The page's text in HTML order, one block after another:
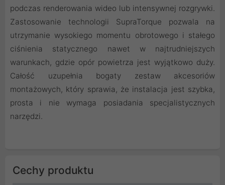
podczas renderowania wideo lub intensywnej rozgrywki.
Zastosowanie technologii SupraTorque pozwala na
utrzymanie wysokiego momentu obrotowego i stałego
ciśnienia statycznego nawet w najtrudniejszych
warunkach, gdzie opór powietrza jest wyjątkowo duży.
Całość uzupełnia bogaty zestaw akcesoriów
montażowych, który sprawia, że instalacja jest szybka,
prosta i nie wymaga posiadania specjalistycznych
narzędzi.
Cechy produktu